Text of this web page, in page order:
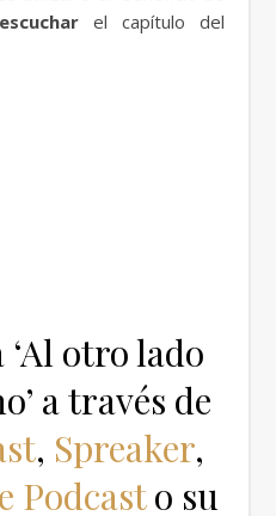
el capítulo del
otro lado
a través de
, Spreaker,
Podcasto su